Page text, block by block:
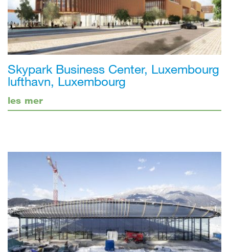
Skypark Business Center, Luxembourg
lufthavn, Luxembourg
les mer